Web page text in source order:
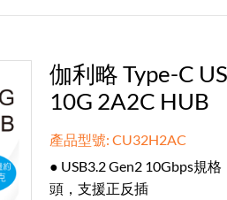
伽利略 Type-C
10G 2A2C HUB
產品型號: CU32H2AC
● USB3.2 Gen2 10Gbps規
頭，支援正反插